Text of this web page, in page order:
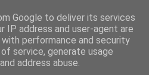
Google to deliver its services
IP address and user-agent are
performance and security
service, generate usage
address abuse.